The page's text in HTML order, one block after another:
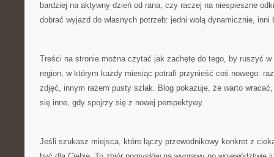
bardziej na aktywny dzień od rana, czy raczej na niespieszne
dobrać wyjazd do własnych potrzeb: jedni wolą dynamicznie, inni
Treści na stronie można czytać jak zachętę do tego, by ruszyć
region, w którym każdy miesiąc potrafi przynieść coś nowego:
zdjęć, innym razem pusty szlak. Blog pokazuje, że warto
się inne, gdy spojrzy się z nowej perspektywy.
Jeśli szukasz miejsca, które łączy przewodnikowy konkret z